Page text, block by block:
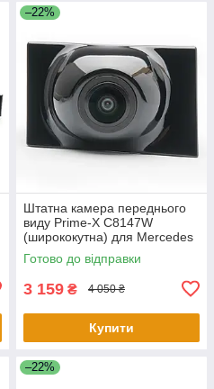
–22%
Штатна камера переднього
виду Prime-X C8147W
(ширококутна) для Mercedes
E-class 2016-2019
Готово до відправки
3 159 ₴ 4 050 ₴
Купити
–22%